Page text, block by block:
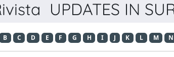
UPDATES IN
B C D E F G H I J K L M N